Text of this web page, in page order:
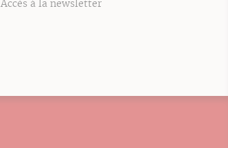
Accès à la newsletter